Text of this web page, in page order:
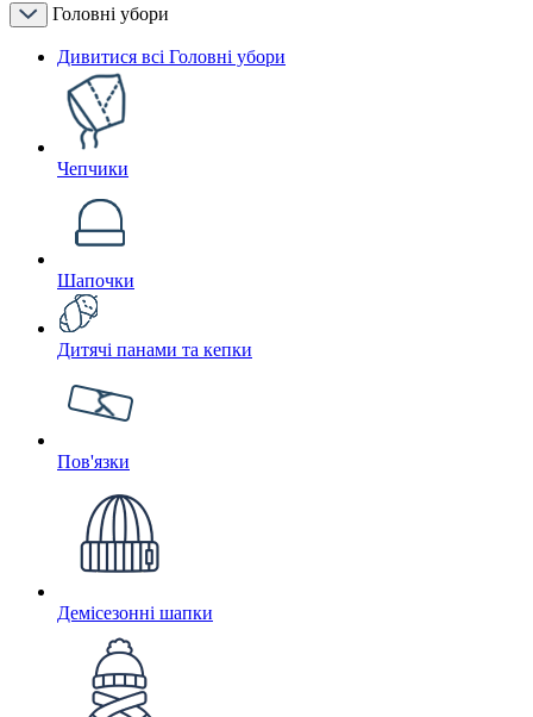
Головні убори
Дивитися всі Головні убори
Чепчики
Шапочки
Дитячі панами та кепки
Пов'язки
Демісезонні шапки